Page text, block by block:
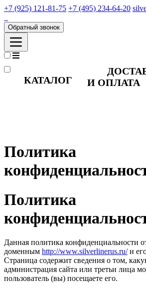
+7 (925) 121-81-75 +7 (495) 234-64-20
Обратный звонок
КАТАЛОГ И ОПЛАТА
Политика
Политика
Данная политика конфиденциальности
доменным http://www.silverlinerus.ru/и
Страница содержит сведения о том,
администрация сайта или третьи лица
пользователь (вы) посещаете его.